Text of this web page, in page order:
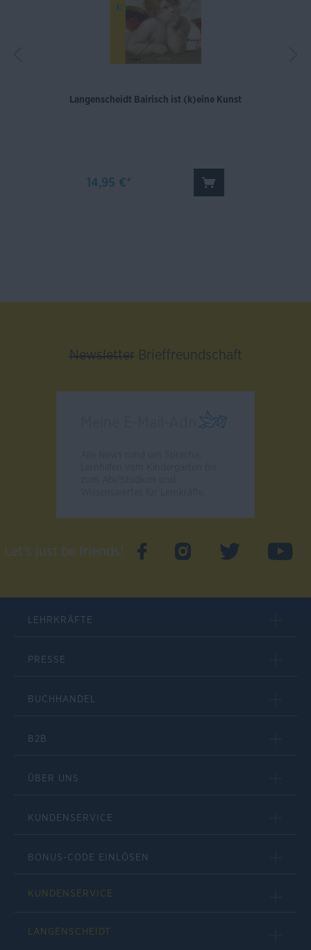
Langenscheidt Bairisch ist (k)eine Kunst
14,95 €*
Newsletter Brieffreundschaft
Let's just be friends!
LEHRKRÄFTE
PRESSE
BUCHHANDEL
B2B
ÜBER UNS
KUNDENSERVICE
BONUS-CODE EINLÖSEN
KUNDENSERVICE
LANGENSCHEIDT